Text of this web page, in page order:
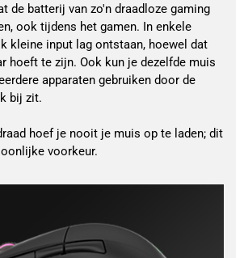
de batterij van zo'n draadloze gaming
ook tijdens het gamen. In enkele
kleine input lag ontstaan, hoewel dat
hoeft te zijn. Ook kun je dezelfde muis
apparaten gebruiken door de
bij zit.
hoef je nooit je muis op te laden; dit
voorkeur.